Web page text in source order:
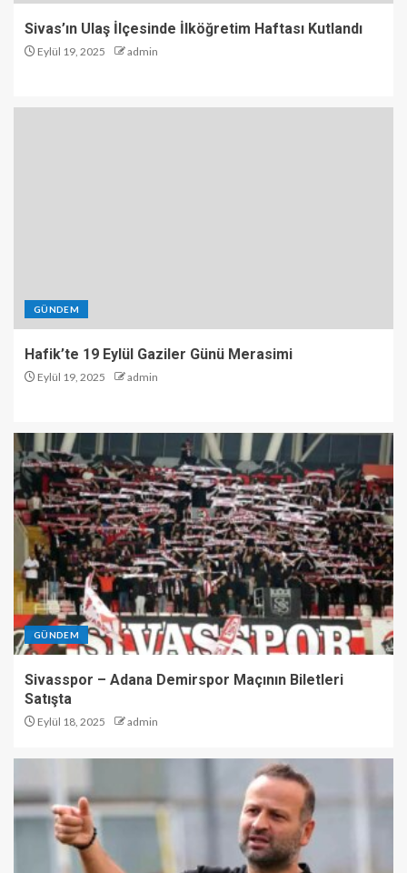
Sivas’ın Ulaş İlçesinde İlköğretim Haftası Kutlandı
Eylül 19, 2025 admin
GÜNDEM
Hafik’te 19 Eylül Gaziler Günü Merasimi
Eylül 19, 2025 admin
GÜNDEM
Sivasspor – Adana Demirspor Maçının Biletleri
Satışta
Eylül 18, 2025 admin